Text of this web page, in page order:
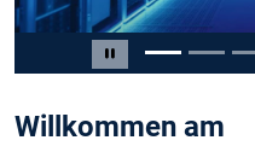
Carousel pausieren
Slide 2 von 7
Willkommen am